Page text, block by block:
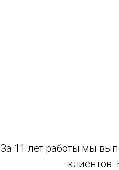
За 11 лет работы мы